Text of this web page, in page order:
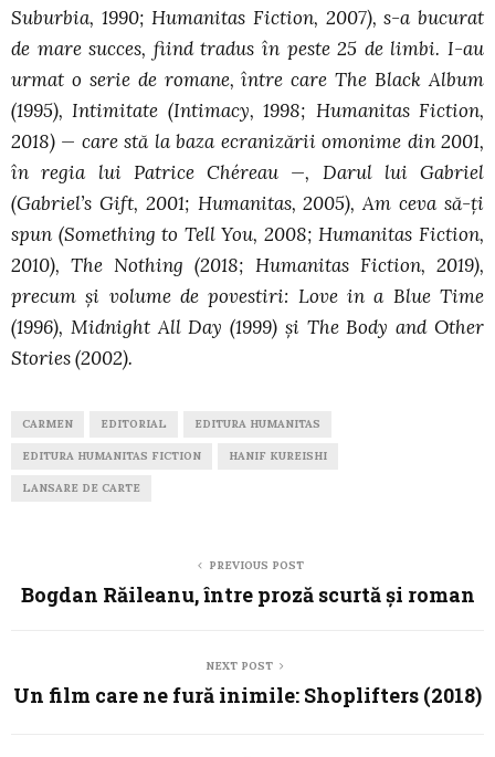
Suburbia, 1990; Humanitas Fiction, 2007), s-a bucurat
de mare succes, fiind tradus în peste 25 de limbi. I-au
urmat o serie de romane, între care The Black Album
(1995), Intimitate (Intimacy, 1998; Humanitas Fiction,
2018) — care stă la baza ecranizării omonime din 2001,
în regia lui Patrice Chéreau —, Darul lui Gabriel
(Gabriel’s Gift, 2001; Humanitas, 2005), Am ceva să-ți
spun (Something to Tell You, 2008; Humanitas Fiction,
2010), The Nothing (2018; Humanitas Fiction, 2019),
precum și volume de povestiri: Love in a Blue Time
(1996), Midnight All Day (1999) și The Body and Other
Stories (2002).
CARMEN EDITORIAL EDITURA HUMANITAS
EDITURA HUMANITAS FICTION HANIF KUREISHI
LANSARE DE CARTE
PREVIOUS POST
Bogdan Răileanu, între proză scurtă și roman
NEXT POST
Un film care ne fură inimile: Shoplifters (2018)